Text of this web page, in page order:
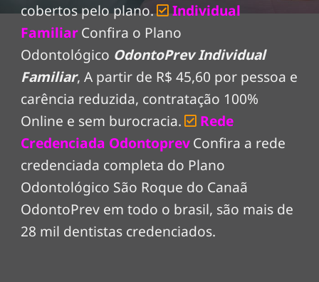
cobertos pelo plano.
Individual
FamiliarConfira o Plano
Odontológico OdontoPrev Individual
Familiar, A partir de R$ 45,60 por pessoa e
carência reduzida, contratação 100%
Online e sem burocracia.
Rede
Credenciada OdontoprevConfira a rede
credenciada completa do Plano
Odontológico São Roque do Canaã
OdontoPrev em todo o brasil, são mais de
28 mil dentistas credenciados.